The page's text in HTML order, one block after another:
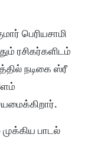
பெரியசாமி
ரசிகர்களிடம்
நடிகை ஸ்ரீ
பாடல்